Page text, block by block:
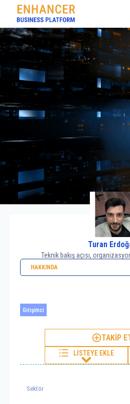
Turan
Teknik bakış açısı,
HAKKINDA
Girişimci
TAKİP
LİSTEYE EKLE
Sektör